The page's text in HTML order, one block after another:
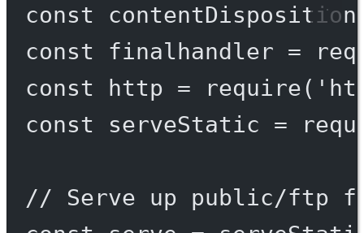
const
contentDisposition
const
finalhandler =
const
http = require(
const
serveStatic =
// Serve up public/ftp